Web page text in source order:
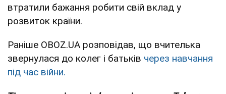
втратили бажання робити свій вклад у
розвиток країни.
Раніше OBOZ.UA розповідав, що вчителька
звернулася до колег і батьків через навчання
під час війни.